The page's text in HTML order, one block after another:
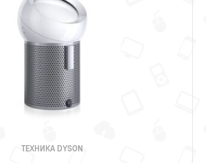
ТЕХНИКА DYSON